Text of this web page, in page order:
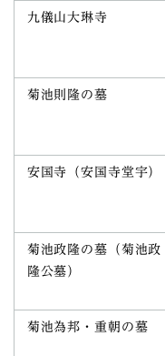
九儀山大琳寺
菊池則隆の墓
安国寺（安国寺堂宇）
菊池政隆の墓（菊池政
隆公墓）
菊池為邦・重朝の墓